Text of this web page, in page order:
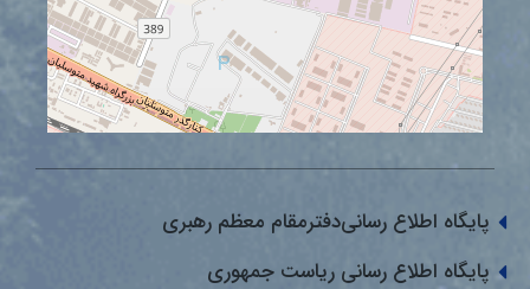
پایگاه اطلاع رسانی‌دفترمقام معظم رهبری
پایگاه اطلاع رسانی ریاست جمهوری